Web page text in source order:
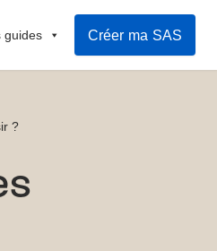
guides Créer ma SAS
?